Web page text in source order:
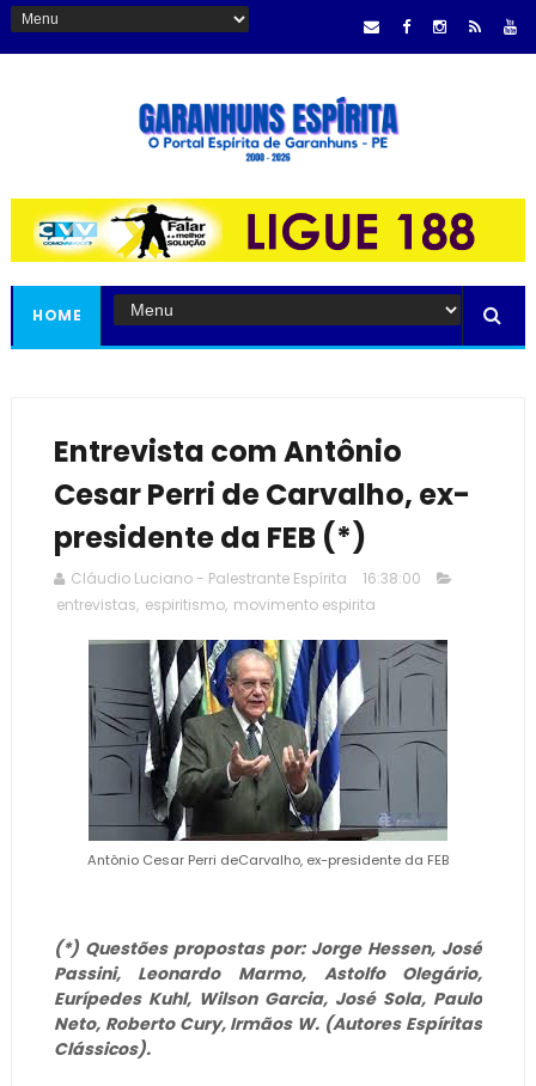
HOME
Entrevista com Antônio
Cesar Perri de Carvalho, ex-
presidente da FEB (*)
Cláudio Luciano - Palestrante Espírita
16:38:00
entrevistas, espiritismo, movimento espirita
Antônio Cesar Perri deCarvalho, ex-presidente da FEB
(*) Questões propostas por: Jorge Hessen, José
Passini, Leonardo Marmo, Astolfo Olegário,
Eurípedes Kuhl, Wilson Garcia, José Sola, Paulo
Neto, Roberto Cury, Irmãos W. (Autores Espíritas
Clássicos).